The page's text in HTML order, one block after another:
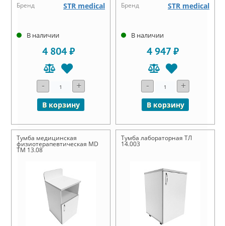
Бренд STR medical
В наличии
4 804 ₽
- +
В корзину
Бренд STR medical
В наличии
4 947 ₽
- +
В корзину
Тумба медицинская
физиотерапевтическая MD
ТМ 13.08
Тумба лабораторная ТЛ
14.003